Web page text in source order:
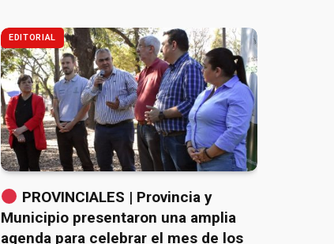
EDITORIAL
PROVINCIALES | Provincia y
Municipio presentaron una amplia
agenda para celebrar el mes de los